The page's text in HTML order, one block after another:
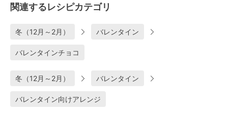
関連するレシピカテゴリ
冬（12月～2月） バレンタイン
バレンタインチョコ
冬（12月～2月） バレンタイン
バレンタイン向けアレンジ